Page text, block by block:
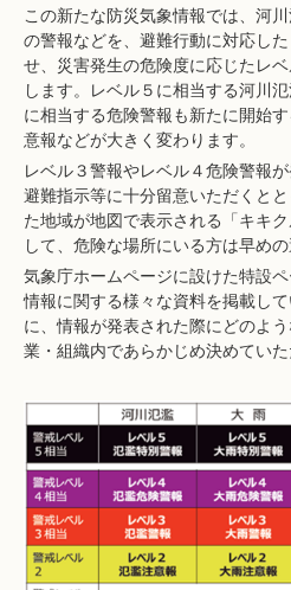
この新たな防災気象情報では、河
の警報などを、避難行動に対応し
せ、災害発生の危険度に応じたレ
します。レベル５に相当する河川
に相当する危険警報も新たに開始
意報などが大きく変わります。
レベル３警報やレベル４危険警報
避難指示等に十分留意いただくと
た地域が地図で表示される「キキ
して、危険な場所にいる方は早め
気象庁ホームページに設けた特設
情報に関する様々な資料を掲載し
に、情報が発表された際にどのよ
業・組織内であらかじめ決めていた